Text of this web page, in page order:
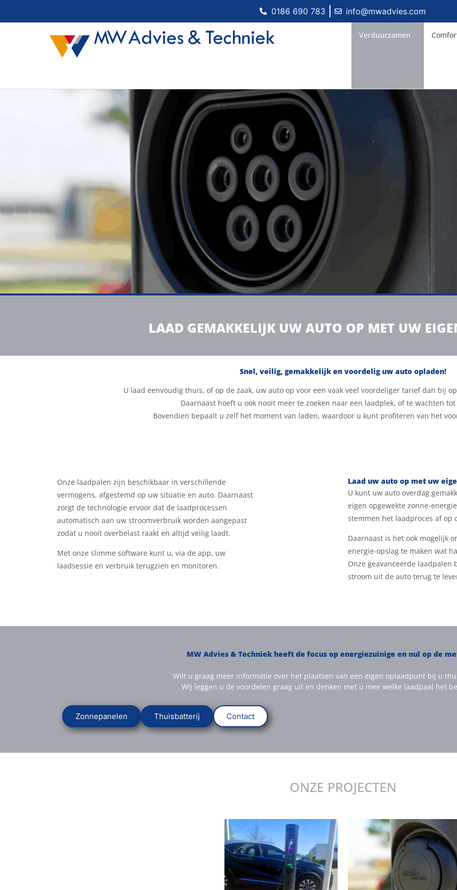
0186 690 783 info@mwadvies.com
Verduurzamen
LAAD GEMAKKELIJK UW AUTO OP MET UW
Snel, veilig, gemakkelijk en voordelig uw auto opladen!
U laad eenvoudig thuis, of op de zaak, uw auto op voor een vaak veel voordeliger tarief dan bij
Daarnaast hoeft u ook nooit meer te zoeken naar een laadplek, of te wachten
Bovendien bepaalt u zelf het moment van laden, waardoor u kunt profiteren van het
Onze laadpalen zijn beschikbaar in verschillende
vermogens, afgestemd op uw situatie en auto. Daarnaast
zorgt de technologie ervoor dat de laadprocessen
automatisch aan uw stroomverbruik worden aangepast
zodat u nooit overbelast raakt en altijd veilig laadt.
Met onze slimme software kunt u, via de app, uw
laadsessie en verbruik terugzien en monitoren.
Laad uw auto op met uw
U kunt uw auto overdag
eigen opgewekte zonne-
stemmen het laadproces af op
Daarnaast is het ook mogelijk
energie-opslag te maken wat
Onze geavanceerde laadpalen
stroom uit de auto terug te
MW Advies & Techniek heeft de focus op energiezuinige en nul op de
Wilt u graag meer informatie over het plaatsen van een eigen oplaadpunt bij u
Wij leggen u de voordelen graag uit en denken met u mee welke laadpaal het
Zonnepanelen Thuisbatterij Contact
ONZE PROJECTEN